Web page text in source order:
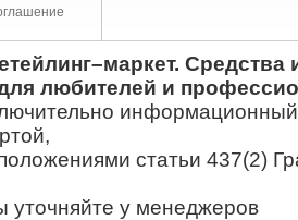
Средства
любителей и
информационный
статьи 437(2)
уточняйте у менеджеров